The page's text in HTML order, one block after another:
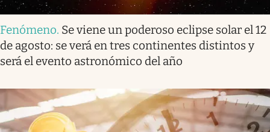
Fenómeno. Se viene un poderoso eclipse solar el 12
de agosto: se verá en tres continentes distintos y
será el evento astronómico del año